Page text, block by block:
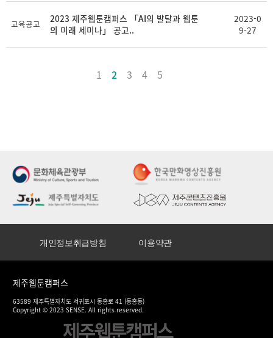
교육공고
2023 제주웹툰캠퍼스 「AI의 발달과 웹툰
의 미래 세미나」 공고..
2023-0
9-27
1 2 3 4 5
개인정보취급방침 이용약관
제주웹툰캠퍼스
63589 제주특별자치도 서귀포시 동홍로 41 (동홍동)
Copyright © 2023 SENSE. All rights reserved.